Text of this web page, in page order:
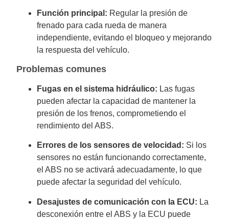
Función principal: Regular la presión de
frenado para cada rueda de manera
independiente, evitando el bloqueo y mejorando
la respuesta del vehículo.
Problemas comunes
Fugas en el sistema hidráulico: Las fugas
pueden afectar la capacidad de mantener la
presión de los frenos, comprometiendo el
rendimiento del ABS.
Errores de los sensores de velocidad: Si los
sensores no están funcionando correctamente,
el ABS no se activará adecuadamente, lo que
puede afectar la seguridad del vehículo.
Desajustes de comunicación con la ECU: La
desconexión entre el ABS y la ECU puede